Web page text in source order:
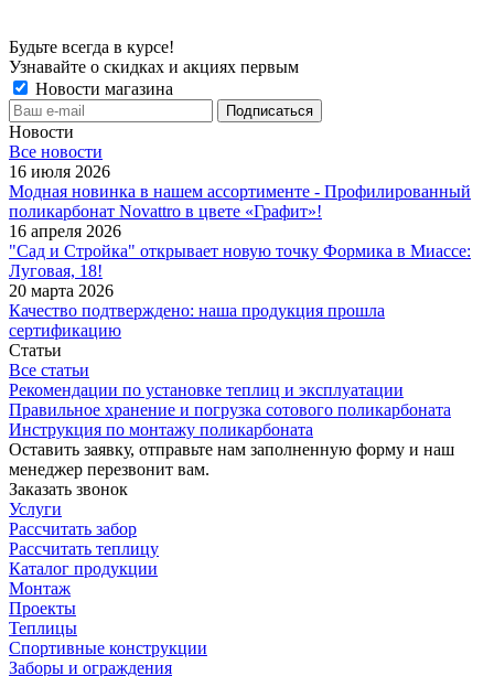
Будьте всегда в курсе!
Узнавайте о скидках и акциях первым
Новости магазина
Новости
Все новости
16 июля 2026
Модная новинка в нашем ассортименте - Профилированный
поликарбонат Novattro в цвете «Графит»!
16 апреля 2026
"Сад и Стройка" открывает новую точку Формика в Миассе:
Луговая, 18!
20 марта 2026
Качество подтверждено: наша продукция прошла
сертификацию
Статьи
Все статьи
Рекомендации по установке теплиц и эксплуатации
Правильное хранение и погрузка сотового поликарбоната
Инструкция по монтажу поликарбоната
Оставить заявку, отправьте нам заполненную форму и наш
менеджер перезвонит вам.
Заказать звонок
Услуги
Рассчитать забор
Рассчитать теплицу
Каталог продукции
Монтаж
Проекты
Теплицы
Спортивные конструкции
Заборы и ограждения